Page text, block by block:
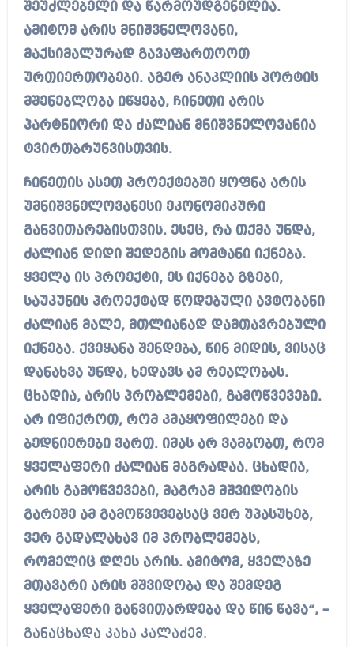
შეუძლებელი და წარმოუდგენელია.
ამიტომ არის მნიშვნელოვანი,
მაქსიმალურად გავაფართოოთ
ურთიერთობები. აგერ ანაკლიის პორტის
მშენებლობა იწყება, ჩინეთი არის
პარტნიორი და ძალიან მნიშვნელოვანია
ტვირთბრუნვისთვის.
ჩინეთის ასეთ პროექტებში ყოფნა არის
უმნიშვნელოვანესი ეკონომიკური
განვითარებისთვის. ესეც, რა თქმა უნდა,
ძალიან დიდი შედეგის მომტანი იქნება.
ყველა ის პროექტი, ეს იქნება გზები,
საუკუნის პროექტად წოდებული ავტობანი
ძალიან მალე, მთლიანად დამთავრებული
იქნება. ქვეყანა შენდება, წინ მიდის, ვისაც
დანახვა უნდა, ხედავს ამ რეალობას.
ცხადია, არის პრობლემები, გამოწვევები.
არ იფიქროთ, რომ კმაყოფილები და
ბედნიერები ვართ. იმას არ ვამბობთ, რომ
ყველაფერი ძალიან მაგრადაა. ცხადია,
არის გამოწვევები, მაგრამ მშვიდობის
გარეშე ამ გამოწვევებსაც ვერ უპასუხებ,
ვერ გადალახავ იმ პრობლემებს,
რომელიც დღეს არის. ამიტომ, ყველაზე
მთავარი არის მშვიდობა და შემდეგ
ყველაფერი განვითარდება და წინ წავა“, –
განაცხადა კახა კალაძემ.